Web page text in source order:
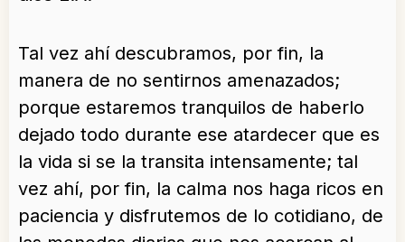
Tal vez ahí descubramos, por fin, la
manera de no sentirnos amenazados;
porque estaremos tranquilos de haberlo
dejado todo durante ese atardecer que es
la vida si se la transita intensamente; tal
vez ahí, por fin, la calma nos haga ricos en
paciencia y disfrutemos de lo cotidiano, de